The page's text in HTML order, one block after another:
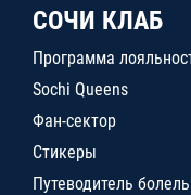
СОЧИ КЛАБ
Программа
Sochi Queens
Фан-сектор
Стикеры
Путеводитель